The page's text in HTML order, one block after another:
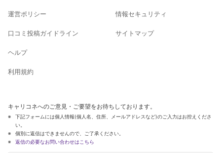
運営ポリシー
口コミ投稿ガイドライン
ヘルプ
利用規約
情報セキュリティ
サイトマップ
キャリコネへのご意見・ご要望をお待ちしております。
下記フォームには個人情報(個人名、住所、メールアドレスなど)のご入力はお控えくださ
い。
個別に返信はできませんので、ご了承ください。
返信の必要なお問い合わせはこちら